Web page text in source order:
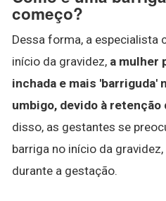
começo?
Dessa forma, a especialista
início da gravidez, a mulher
inchada e mais 'barriguda'
umbigo, devido à retenção
disso, as gestantes se
barriga no início da
durante a gestação.